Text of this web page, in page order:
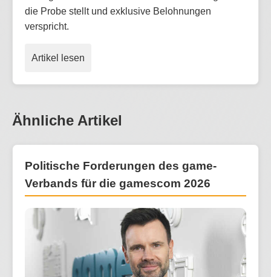
die Probe stellt und exklusive Belohnungen
verspricht.
Artikel lesen
Ähnliche Artikel
Politische Forderungen des game-
Verbands für die gamescom 2026